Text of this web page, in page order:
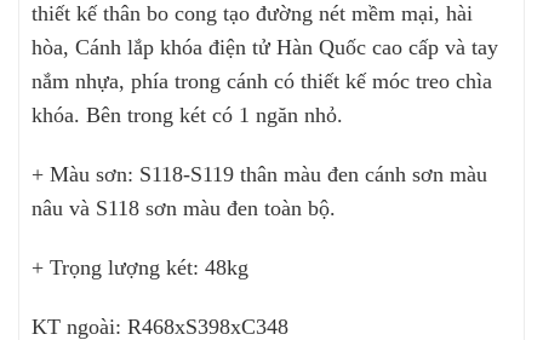
thiết kế thân bo cong tạo đường nét mềm mại, hài
hòa, Cánh lắp khóa điện tử Hàn Quốc cao cấp và tay
nắm nhựa, phía trong cánh có thiết kế móc treo chìa
khóa. Bên trong két có 1 ngăn nhỏ.
+ Màu sơn: S118-S119 thân màu đen cánh sơn màu
nâu và S118 sơn màu đen toàn bộ.
+ Trọng lượng két: 48kg
KT ngoài: R468xS398xC348